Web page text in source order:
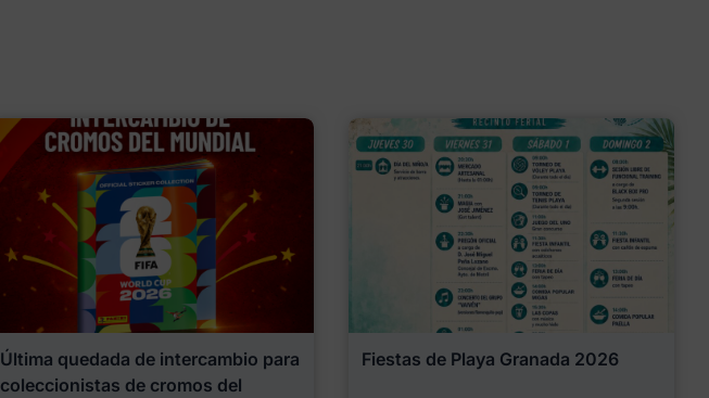
Última quedada de intercambio para
coleccionistas de cromos del
Fiestas de Playa Granada 2026